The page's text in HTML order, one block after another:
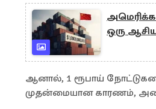
ஒரு
ஆனால், 1 ரூபாய்
முதன்மையான காரணம்,